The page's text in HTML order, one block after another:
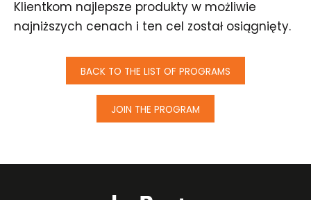
Klientkom najlepsze produkty w możliwie
najniższych cenach i ten cel został osiągnięty.
BACK TO THE LIST OF PROGRAMS
JOIN THE PROGRAM